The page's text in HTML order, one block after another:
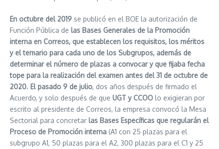
En octubre del 2019 se publicó en el BOE la autorización de
Función Pública de las Bases Generales de la Promoción
interna en Correos, que establecen los requisitos, los méritos
y el temario para cada uno de los Subgrupos, además de
determinar el número de plazas a convocar yque fijaba fecha
tope para la realización del examen antes del 31 de octubre de
2020. El pasado 9 de julio, dos años después de firmado el
Acuerdo, y solo después de que UGT y CCOO lo exigieran por
escrito al presidente de Correos, la empresa convocó la Mesa
Sectorial para concretar las Bases Específicas que regularán el
Proceso de Promoción interna (A1 con 25 plazas para el
subgrupo A1, 50 plazas para el A2, 300 plazas para el C1 y 25